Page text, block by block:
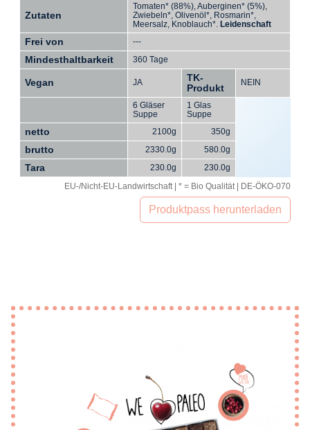
Zutaten
Tomaten* (88%), Auberginen* (5%),
Zwiebeln*, Olivenöl*, Rosmarin*,
Meersalz, Knoblauch*. Leidenschaft
Frei von ---
Mindesthaltbarkeit 360 Tage
Vegan JA
TK-
Produkt
NEIN
6 Gläser
Suppe
1 Glas
Suppe
netto 2100g 350g
brutto 2330.0g 580.0g
Tara 230.0g
230.0g
EU-/Nicht-EU-Landwirtschaft | * = Bio Qualität | DE-ÖKO-070
Produktpass herunterladen